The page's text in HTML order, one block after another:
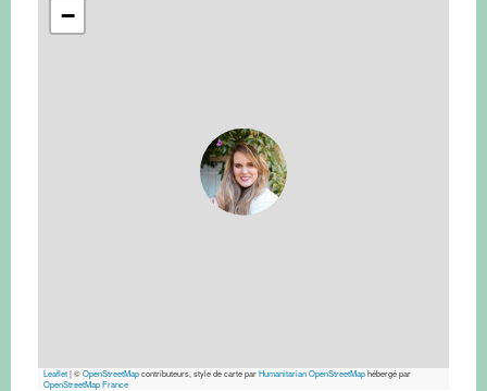
−
Leaflet|©OpenStreetMapcontributeurs, style de carte parHumanitarian OpenStreetMaphébergé par
OpenStreetMap France